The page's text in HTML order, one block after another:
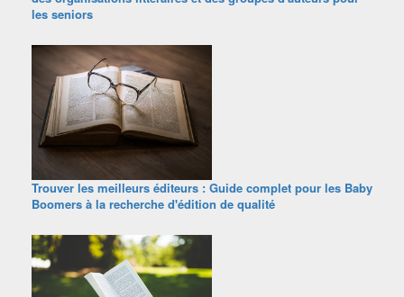
les seniors
Trouver les meilleurs éditeurs : Guide complet pour les Baby
Boomers à la recherche d'édition de qualité